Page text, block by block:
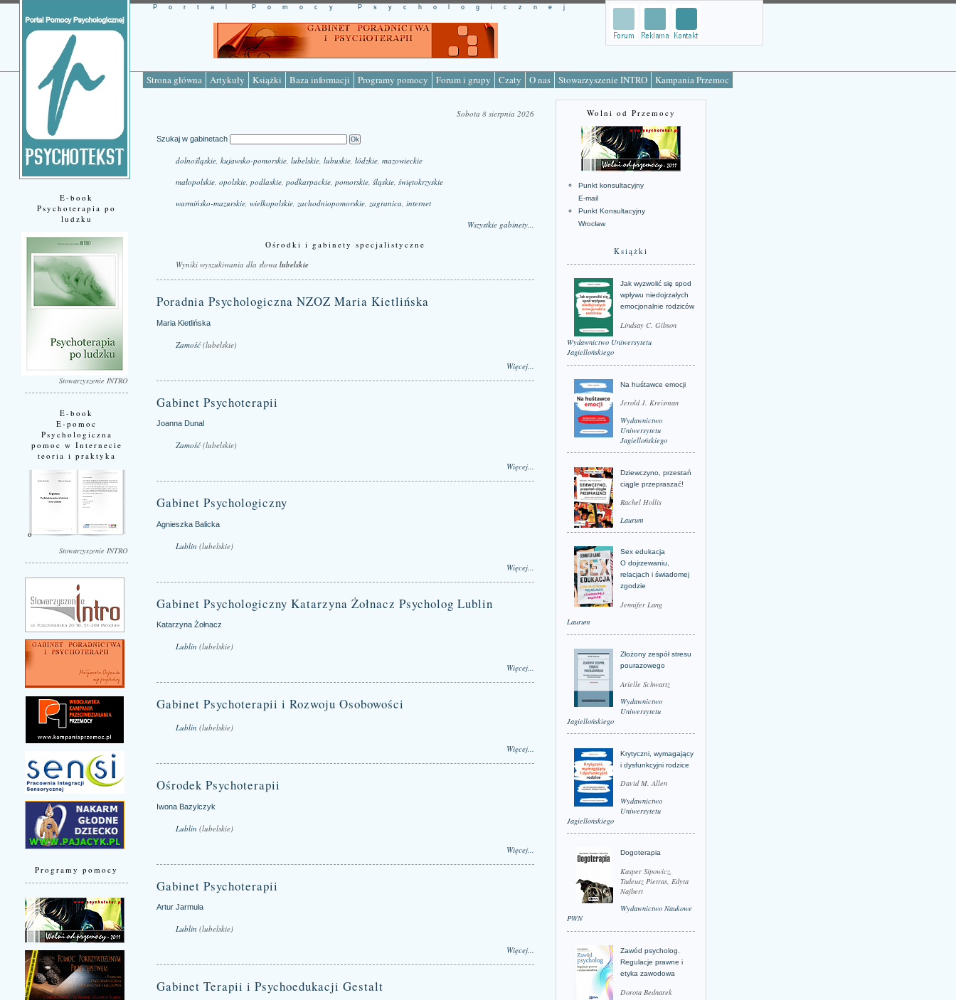
Strona główna Artykuły Książki Baza informacji Programy pomocy Forum i grupy Czaty O nas Stowarzyszenie INTRO Kampania Przemoc
Portal Pomocy Psychologicznej
E-book
Psychoterapia po
ludzku
Stowarzyszenie INTRO
E-book
E-pomoc
Psychologiczna
pomoc w Internecie
teoria i praktyka
Stowarzyszenie INTRO
Programy pomocy
Sobota 8 sierpnia 2026
Szukaj w gabinetach
dolnośląskie, kujawsko-pomorskie, lubelskie, lubuskie, łódzkie, mazowieckie
małopolskie, opolskie, podlaskie, podkarpackie, pomorskie, śląskie, świętokrzyskie
warmińsko-mazurskie, wielkopolskie, zachodniopomorskie, zagranica, internet
Wszystkie gabinety...
Ośrodki i gabinety specjalistyczne
Wyniki wyszukiwania dla słowa lubelskie
Poradnia Psychologiczna NZOZ Maria Kietlińska
Maria Kietlińska
Zamość(lubelskie)
Więcej...
Gabinet Psychoterapii
Joanna Dunal
Zamość(lubelskie)
Więcej...
Gabinet Psychologiczny
Agnieszka Balicka
Lublin (lubelskie)
Więcej...
Gabinet Psychologiczny Katarzyna Żołnacz Psycholog Lublin
Katarzyna Żołnacz
Lublin (lubelskie)
Więcej...
Gabinet Psychoterapii i Rozwoju Osobowości
Lublin (lubelskie)
Więcej...
Ośrodek Psychoterapii
Iwona Bazylczyk
Lublin (lubelskie)
Więcej...
Gabinet Psychoterapii
Artur Jarmuła
Lublin (lubelskie)
Więcej...
Gabinet Terapii i Psychoedukacji Gestalt
Wolni od Przemocy
Punkt konsultacyjny
E-mail
Punkt Konsultacyjny
Wrocław
Książki
Jak wyzwolić się spod
wpływu niedojrzałych
emocjonalnie rodziców
Lindsay C. Gibson
Wydawnictwo Uniwersytetu
Jagiellońskiego
Na huśtawce emocji
Jerold J. Kreisman
Wydawnictwo
Uniwersytetu
Jagiellońskiego
Dziewczyno, przestań
ciągle przepraszać!
Rachel Hollis
Laurum
Sex edukacja
O dojrzewaniu,
relacjach i świadomej
zgodzie
Jennifer Lang
Laurum
Złożony zespół stresu
pourazowego
Arielle Schwartz
Wydawnictwo
Uniwersytetu
Jagiellońskiego
Krytyczni, wymagający
i dysfunkcyjni rodzice
David M. Allen
Wydawnictwo
Uniwersytetu
Jagiellońskiego
Dogoterapia
Kasper Sipowicz,
Tadeusz Pietras, Edyta
Najbert
Wydawnictwo Naukowe
PWN
Zawód psycholog.
Regulacje prawne i
etyka zawodowa
Dorota Bednarek